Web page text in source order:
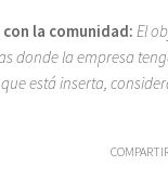
la comunidad: El
donde la empresa
está inserta,